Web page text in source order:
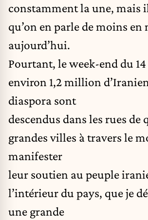
constamment la une, mais
qu’on en parle de moins en
aujourd’hui.
Pourtant, le week-end du
environ 1,2 million
diaspora sont
descendus dans les rues de
grandes villes à travers le
manifester
leur soutien au peuple
l’intérieur du pays, que je
une grande